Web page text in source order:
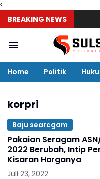
<
BREAKING NEWS
Home Politik
korpri
Baju searagam
Pakaian Seragam
2022 Berubah, Intip
Kisaran Harganya
Juli 23, 2022